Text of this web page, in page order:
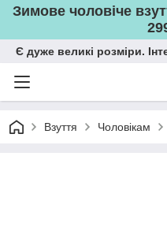
Зимове чоловіче
Є дуже великі розміри.
Взуття Чоловікам